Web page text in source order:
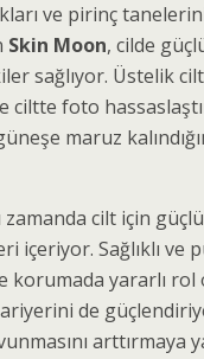
ve pirinç
Skin Moon, cilde
sağlıyor. Üstelik
foto
maruz
zamanda cilt için
içeriyor. Sağlıklı ve
korumada yararlı rol
de
arttırmaya